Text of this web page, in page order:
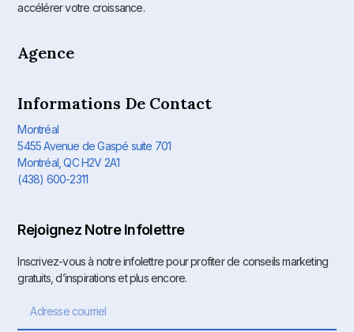
accélérer votre croissance.
Agence
Informations De Contact
Montréal
5455 Avenue de Gaspé suite 701
Montréal, QC H2V 2A1
(438) 600-2311
Rejoignez Notre Infolettre
Inscrivez-vous à notre infolettre pour profiter de conseils marketing
gratuits, d’inspirations et plus encore.